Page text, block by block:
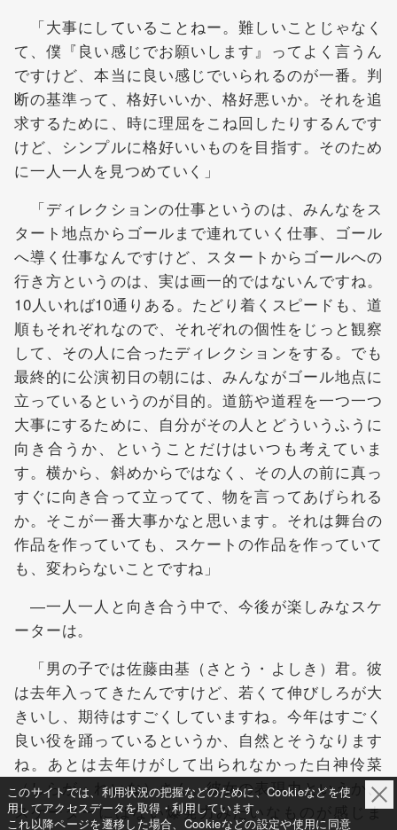
「大事にしていることねー。難しいことじゃなく
て、僕『良い感じでお願いします』ってよく言うん
ですけど、本当に良い感じでいられるのが一番。判
断の基準って、格好いいか、格好悪いか。それを追
求するために、時に理屈をこね回したりするんです
けど、シンプルに格好いいものを目指す。そのため
に一人一人を見つめていく」
「ディレクションの仕事というのは、みんなをス
タート地点からゴールまで連れていく仕事、ゴール
へ導く仕事なんですけど、スタートからゴールへの
行き方というのは、実は画一的ではないんですね。
10人いれば10通りある。たどり着くスピードも、道
順もそれぞれなので、それぞれの個性をじっと観察
して、その人に合ったディレクションをする。でも
最終的に公演初日の朝には、みんながゴール地点に
立っているというのが目的。道筋や道程を一つ一つ
大事にするために、自分がその人とどういうふうに
向き合うか、ということだけはいつも考えていま
す。横から、斜めからではなく、その人の前に真っ
すぐに向き合って立ってて、物を言ってあげられる
か。そこが一番大事かなと思います。それは舞台の
作品を作っていても、スケートの作品を作っていて
も、変わらないことですね」
―一人一人と向き合う中で、今後が楽しみなスケ
ーターは。
「男の子では佐藤由基（さとう・よしき）君。彼
は去年入ってきたんですけど、若くて伸びしろが大
きいし、期待はすごくしていますね。今年はすごく
良い役を踊っているというか、自然とそうなります
ね。あとは去年けがして出られなかった白神伶菜
（しらが・れいな）さん。彼女の表現力というか、
スケーターにはない爆発力みたいなものが感じま
このサイトでは、利用状況の把握などのために、Cookieなどを使
用してアクセスデータを取得・利用しています。
これ以降ページを遷移した場合、Cookieなどの設定や使用に同意